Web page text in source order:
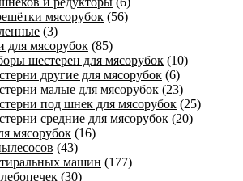
мясорубок (56)
(3)
для мясорубок (85)
шестерен для мясорубок (10)
другие для мясорубок (6)
малые для мясорубок (23)
под шнек для мясорубок (25)
средние для мясорубок (20)
мясорубок (16)
(43)
машин (177)
(30)